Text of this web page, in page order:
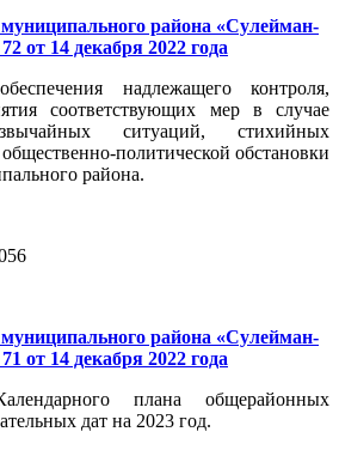
района «Сулейман-
от 14 декабря 2022 года
надлежащего контроля,
соответствующих мер в случае
ситуаций, стихийных
политической обстановки
района.
района «Сулейман-
от 14 декабря 2022 года
плана общерайонных
дат на 2023 год.